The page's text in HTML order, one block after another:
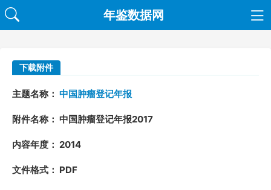
年鉴数据网
下载附件
主题名称： 中国肿瘤登记年报
附件名称： 中国肿瘤登记年报2017
内容年度： 2014
文件格式： PDF